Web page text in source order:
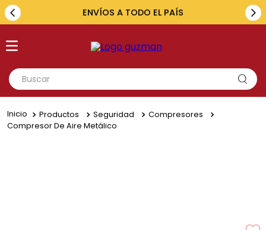
ENVÍOS A TODO EL PAÍS
Buscar
1.
toyota
Productos Seguridad
Compresores
Compresor De Aire Metálico